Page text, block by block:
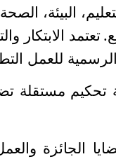
البيئة،
تعتمد الابتكار
للعمل
تحكيم مستقلة
الجائزة